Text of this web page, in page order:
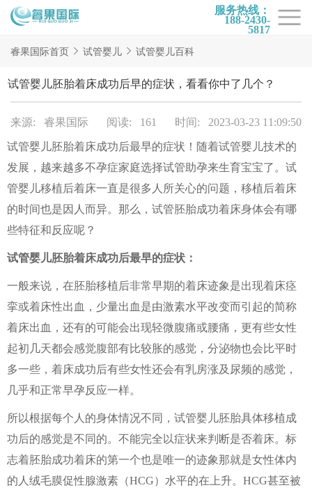
服务热线：
188-2430-
5817
首页
试管项目
试管百科
试管医院
睿果国际
睿果国际首页 试管婴儿 试管婴儿百科
试管婴儿胚胎着床成功后早的症状，看看你中了几个？
来源: 睿果国际 阅读: 161 时间: 2023-03-23 11:09:50
试管婴儿胚胎着床成功后最早的症状！随着试管婴儿技术的
发展，越来越多不孕症家庭选择试管助孕来生育宝宝了。试
管婴儿移植后着床一直是很多人所关心的问题，移植后着床
的时间也是因人而异。那么，试管胚胎成功着床身体会有哪
些特征和反应呢？
试管婴儿胚胎着床成功后最早的症状：
一般来说，在胚胎移植后非常早期的着床迹象是出现着床痉
挛或着床性出血，少量出血是由激素水平改变而引起的简称
着床出血，还有的可能会出现轻微腹痛或腰痛，更有些女性
起初几天都会感觉腹部有比较胀的感觉，分泌物也会比平时
多一些，着床成功后有些女性还会有乳房涨及尿频的感觉，
几乎和正常早孕反应一样。
所以根据每个人的身体情况不同，试管婴儿胚胎具体移植成
功后的感觉是不同的。不能完全以症状来判断是否着床。标
志着胚胎成功着床的第一个也是唯一的迹象那就是女性体内
的人绒毛膜促性腺激素（HCG）水平的在上升。HCG甚至被